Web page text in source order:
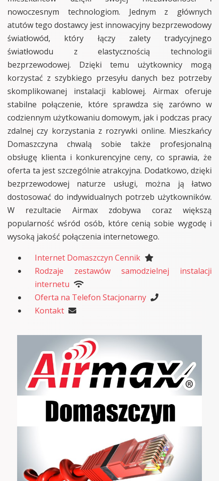
nowoczesnym technologiom. Jednym z głównych
atutów tego dostawcy jest innowacyjny bezprzewodowy
światłowód, który łączy zalety tradycyjnego
światłowodu z elastycznością technologii
bezprzewodowej. Dzięki temu użytkownicy mogą
korzystać z szybkiego przesyłu danych bez potrzeby
skomplikowanej instalacji kablowej. Airmax oferuje
stabilne połączenie, które sprawdza się zarówno w
codziennym użytkowaniu domowym, jak i podczas pracy
zdalnej czy korzystania z rozrywki online. Mieszkańcy
Domaszczyna chwalą sobie także profesjonalną
obsługę klienta i konkurencyjne ceny, co sprawia, że
oferta ta jest szczególnie atrakcyjna. Dodatkowo, dzięki
bezprzewodowej naturze usługi, można ją łatwo
dostosować do indywidualnych potrzeb użytkowników.
W rezultacie Airmax zdobywa coraz większą
popularność wśród osób, które cenią sobie wygodę i
wysoką jakość połączenia internetowego.
Internet Domaszczyn Cennik
Rodzaje zestawów samodzielnej instalacji
internetu
Oferta na Telefon Stacjonarny
Kontakt